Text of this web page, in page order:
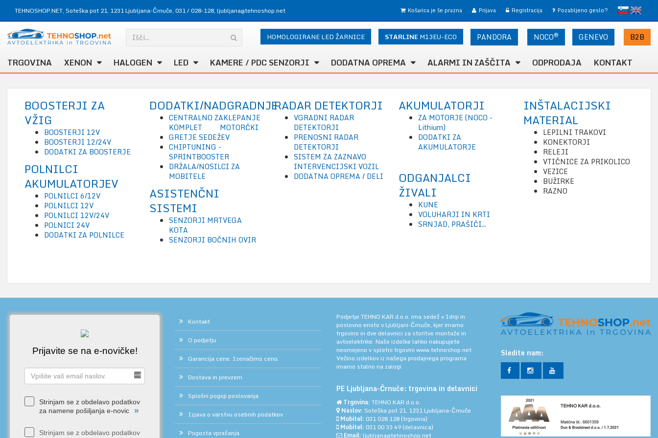
TEHNOSHOP.NET, Soteška pot 21, 1231 Ljubljana-Črnuče, 031 / 028-128, ljubljana@tehnoshop.net slovensko
English
Prijava Registracija Pozabljeno geslo?
Košarica je še prazna
PANDORA NOCO® GENEVO B2B
STARLINE M13EU-ECO
HOMOLOGIRANE LED ŽARNICE
TRGOVINA XENON HALOGEN LED KAMERE / PDC SENZORJI DODATNA OPREMA ALARMI IN ZAŠČITA ODPRODAJA KONTAKT
BOOSTERJI ZA
VŽIG
BOOSTERJI 12V
BOOSTERJI 12/24V
DODATKI ZA BOOSTERJE
POLNILCI
AKUMULATORJEV
POLNILCI 6/12V
POLNILCI 12V
POLNILCI 12V/24V
POLNICI 24V
DODATKI ZA POLNILCE
DODATKI/NADGRADNJE
CENTRALNO ZAKLEPANJE
KOMPLET
MOTORČKI
GRETJE SEDEŽEV
CHIPTUNING -
SPRINTBOOSTER
DRŽALA/NOSILCI ZA
MOBITELE
ASISTENČNI
SISTEMI
SENZORJI MRTVEGA
KOTA
SENZORJI BOČNIH OVIR
RADAR DETEKTORJI
VGRADNI RADAR
DETEKTORJI
PRENOSNI RADAR
DETEKTORJI
SISTEM ZA ZAZNAVO
INTERVENCIJSKI VOZIL
DODATNA OPREMA / DELI
AKUMULATORJI
ZA MOTORJE (NOCO -
Lithium)
DODATKI ZA
AKUMULATORJE
ODGANJALCI
ŽIVALI
KUNE
VOLUHARJI IN KRTI
SRNJAD, PRAŠIČI...
INŠTALACIJSKI
MATERIAL
LEPILNI TRAKOVI
KONEKTORJI
RELEJI
VTIČNICE ZA PRIKOLICO
VEZICE
BUŽIRKE
RAZNO
Prijavite se na e-novičke!
Strinjam se z obdelavo podatkov
za namene pošiljanja e-novic
»
Strinjam se z obdelavo podatkov
Kontakt
O podjetju
Garancija cene. Izenačimo ceno.
Dostava in prevzem
Splošni pogoji poslovanja
Izjava o varstvu osebnih podatkov
Pogosta vprašanja
Podjetje TEHNO KAR d.o.o. ima sedež v Idriji in
poslovno enoto v Ljubljani-Črnuče, kjer imamo
trgovino in dve delavnici za storitve montaže in
avtoelektrike. Naše izdelke lahko nakupujete
neomejeno v spletni trgovini www.tehnoshop.net.
Večino izdelkov iz našega prodajnega programa
imamo stalno na zalogi.
PE Ljubljana-Črnuče: trgovina in delavnici
Trgovina: TEHNO KAR d.o.o.
Naslov: Soteška pot 21, 1231 Ljubljana-Črnuče
Mobitel: 031 028 128 (trgovina)
Mobitel: 031 00 33 49 (delavnica)
Email: ljubljana@tehnoshop.net
Sledite nam: